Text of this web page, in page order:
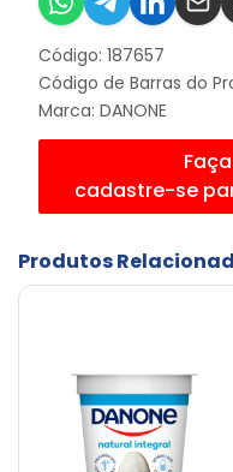
Código: 187657
Código de Barras do
Marca: DANONE
cadastre-se
Produtos